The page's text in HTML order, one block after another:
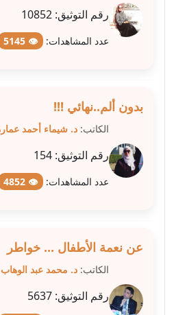
مدونة صفاء فوزي
مدونة طارق المسيري
عاملة
مدونة طلبة رضوان
عاملة
مدونة طه عبد الوهاب
عاملة
رقم التوثيق: 10852
عدد المشاهدات: 👁 5145
بدون ألم..نهائي !!!
الكاتب: د. شيماء أحمد
رقم التوثيق: 154
عدد المشاهدات: 👁 4852
عن نعمة الأطفال ... خواطر
الكاتب: د. محمد عبد الوهاب
رقم التوثيق: 5637